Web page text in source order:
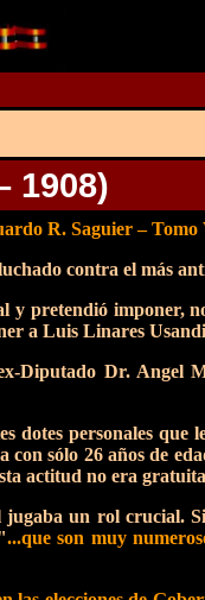
1908)
R. Saguier – Tomo
contra el más
y pretendió imponer,
a Luis Linares
Diputado Dr. Angel
dotes personales
con sólo 26 años de
actitud no era
jugaba un rol crucial.
...que son muy